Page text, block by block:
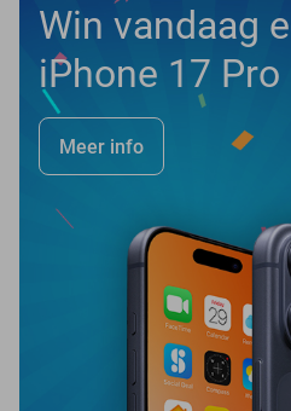
Win vandaag
iPhone 17 Pro
Meer info